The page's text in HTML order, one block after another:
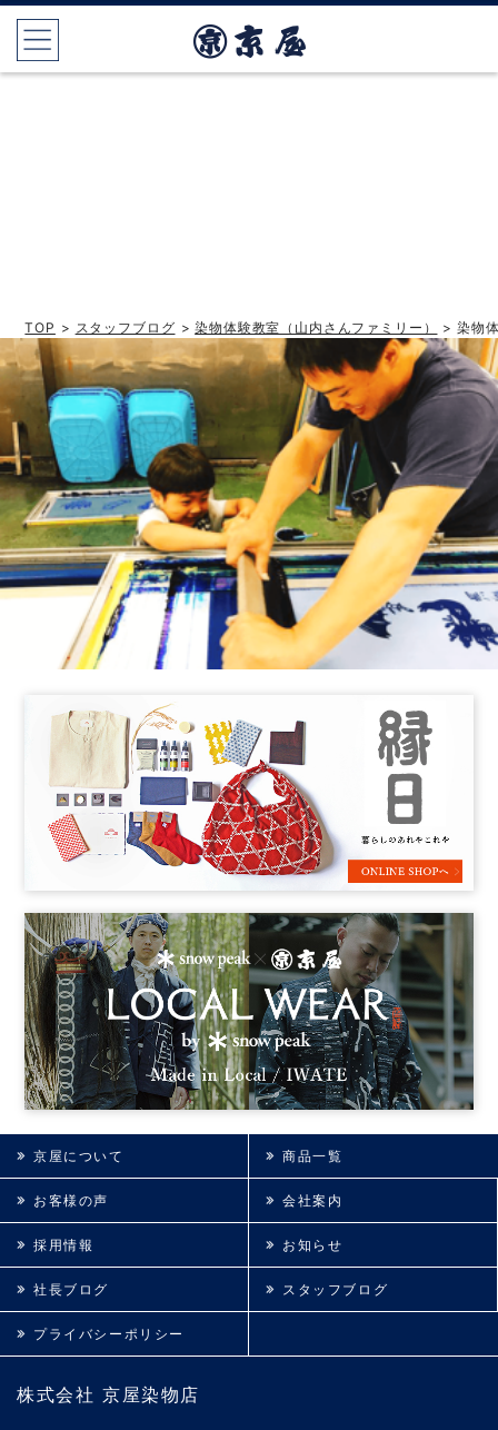
TOP > スタッフブログ >染物体験教室（山内さんファミリー） > 染物
株式会社 京屋染物店
京屋について 商品一覧
お客様の声 会社案内
採用情報 お知らせ
社長ブログ スタッフブログ
プライバシーポリシー